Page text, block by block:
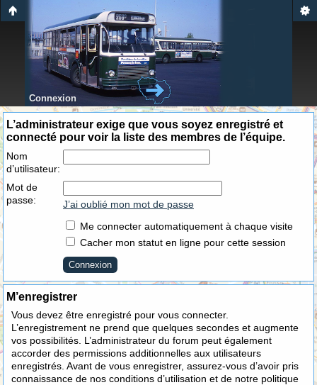
Connexion
L’administrateur exige que vous soyez enregistré et
connecté pour voir la liste des membres de l’équipe.
Nom
d’utilisateur:
Mot de
passe:
J’ai oublié mon mot de passe
Me connecter automatiquement à chaque visite
Cacher mon statut en ligne pour cette session
M’enregistrer
Vous devez être enregistré pour vous connecter.
L’enregistrement ne prend que quelques secondes et augmente
vos possibilités. L’administrateur du forum peut également
accorder des permissions additionnelles aux utilisateurs
enregistrés. Avant de vous enregistrer, assurez-vous d’avoir pris
connaissance de nos conditions d’utilisation et de notre politique